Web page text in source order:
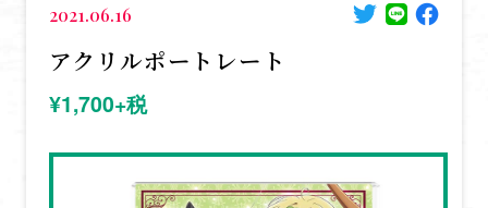
2021.06.16
アクリルポートレート
¥1,700+税